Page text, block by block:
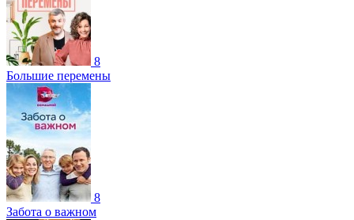
8
Большие перемены
8
Забота о важном